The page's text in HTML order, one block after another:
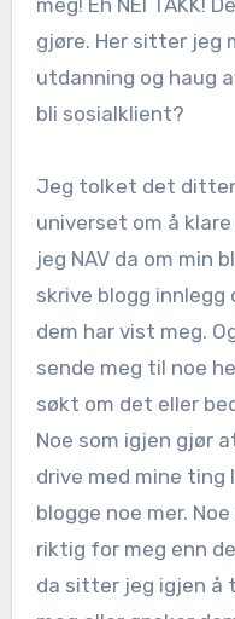
gjøre. Her sitter jeg
utdanning og haug
bli sosialklient?
Jeg tolket det
universet om å
jeg NAV da om min
skrive blogg innlegg
dem har vist meg.
sende meg til noe
søkt om det eller
Noe som igjen gjør
drive med mine ting
blogge noe mer.
riktig for meg enn
da sitter jeg igjen å